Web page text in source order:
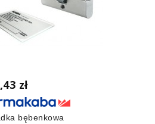
zł
bębenkowa